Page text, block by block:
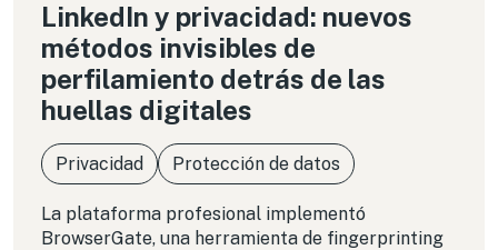
LinkedIn y privacidad: nuevos
métodos invisibles de
perfilamiento detrás de las
huellas digitales
Privacidad Protección de datos
La plataforma profesional implementó
BrowserGate, una herramienta de fingerprinting